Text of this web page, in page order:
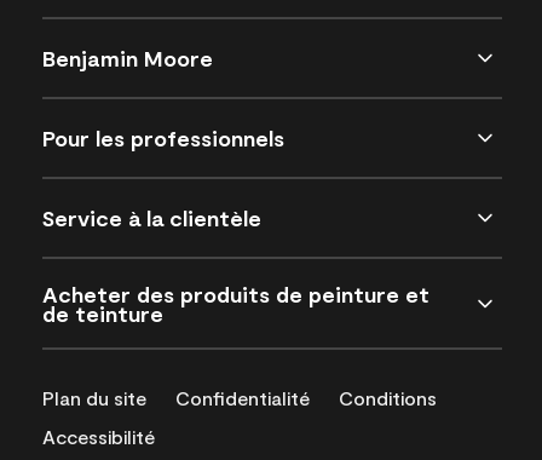
Benjamin Moore
Pour les professionnels
Service à la clientèle
Acheter des produits de peinture et
de teinture
Plan du site Confidentialité
Conditions
Accessibilité